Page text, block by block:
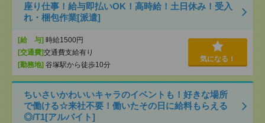
座り仕事！給与即払いOK！高時給！土日休み！受入
れ・梱包作業[派遣]
[給 与] 時給1500円
[交通費]交通費支給有り
[勤務地] 谷塚駅から徒歩10分
気になる！
ちいさいかわいいキャラのイベントも！好きな場所
で働ける☆来社不要！働いたその日に給料もらえる
◎/T1[アルバイト]